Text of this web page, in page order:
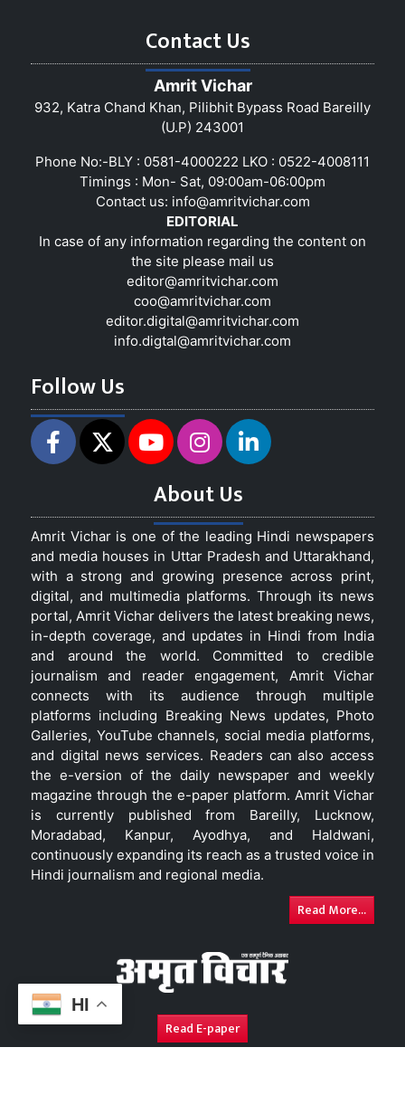
HI
Contact Us
Amrit Vichar
932, Katra Chand Khan, Pilibhit Bypass Road Bareilly
(U.P) 243001
Phone No:-BLY : 0581-4000222 LKO : 0522-4008111
Timings : Mon- Sat, 09:00am-06:00pm
Contact us: info@amritvichar.com
EDITORIAL
In case of any information regarding the content on
the site please mail us
editor@amritvichar.com
coo@amritvichar.com
editor.digital@amritvichar.com
info.digtal@amritvichar.com
Follow Us
About Us
Amrit Vichar is one of the leading Hindi newspapers
and media houses in Uttar Pradesh and Uttarakhand,
with a strong and growing presence across print,
digital, and multimedia platforms. Through its news
portal, Amrit Vichar delivers the latest breaking news,
in-depth coverage, and updates in Hindi from India
and around the world. Committed to credible
journalism and reader engagement, Amrit Vichar
connects with its audience through multiple
platforms including Breaking News updates, Photo
Galleries, YouTube channels, social media platforms,
and digital news services. Readers can also access
the e-version of the daily newspaper and weekly
magazine through the e-paper platform. Amrit Vichar
is currently published from Bareilly, Lucknow,
Moradabad, Kanpur, Ayodhya, and Haldwani,
continuously expanding its reach as a trusted voice in
Hindi journalism and regional media.
Read More...
Read E-paper